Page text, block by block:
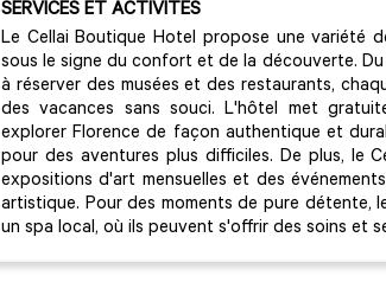
SERVICES ET ACTIVITÉS
Le Cellai Boutique Hotel propose une variété
sous le signe du confort et de la découverte.
à réserver des musées et des restaurants,
des vacances sans souci. L'hôtel met
explorer Florence de façon authentique et
pour des aventures plus difficiles. De plus, le
expositions d'art mensuelles et des
artistique. Pour des moments de pure
un spa local, où ils peuvent s'offrir des soins et